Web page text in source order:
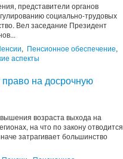
представители органов
социально-трудовых
Вел заседание Президент
, Пенсионное обеспечение,
аспекты
право на досрочную
возраста выхода на
на что по закону отводится
затрагивает большинство